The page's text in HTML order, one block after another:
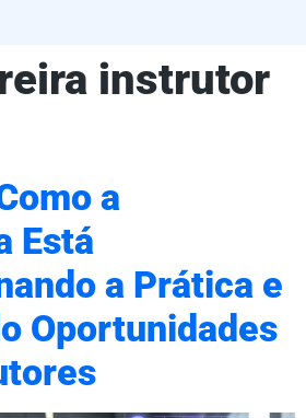
instrutor
a
Está
a Prática e
Oportunidades